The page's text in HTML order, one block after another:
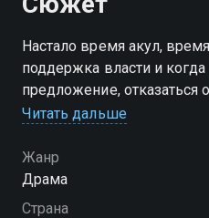
Настало время акул, время
поддержка власти и когда
предложение, отказаться
В этом мире нет места
Читать дальше
Жанр
Драма
Страна